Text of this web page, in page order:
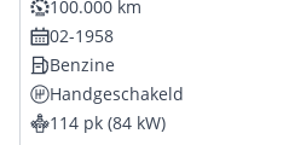
100.000 km
02-1958
Benzine
Handgeschakeld
114 pk (84 kW)